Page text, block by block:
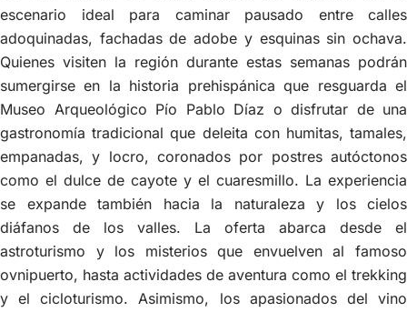
escenario ideal para caminar pausado entre calles
adoquinadas, fachadas de adobe y esquinas sin ochava.
Quienes visiten la región durante estas semanas podrán
sumergirse en la historia prehispánica que resguarda el
Museo Arqueológico Pío Pablo Díaz o disfrutar de una
gastronomía tradicional que deleita con humitas, tamales,
empanadas, y locro, coronados por postres autóctonos
como el dulce de cayote y el cuaresmillo. La experiencia
se expande también hacia la naturaleza y los cielos
diáfanos de los valles. La oferta abarca desde el
astroturismo y los misterios que envuelven al famoso
ovnipuerto, hasta actividades de aventura como el trekking
y el cicloturismo. Asimismo, los apasionados del vino